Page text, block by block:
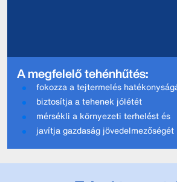
A megfelelő tehénhűtés:
fokozza a tejtermelés
biztosítja a tehenek jólétét
mérsékli a környezeti terhelést és
javítja gazdaság jövedelmezőségét